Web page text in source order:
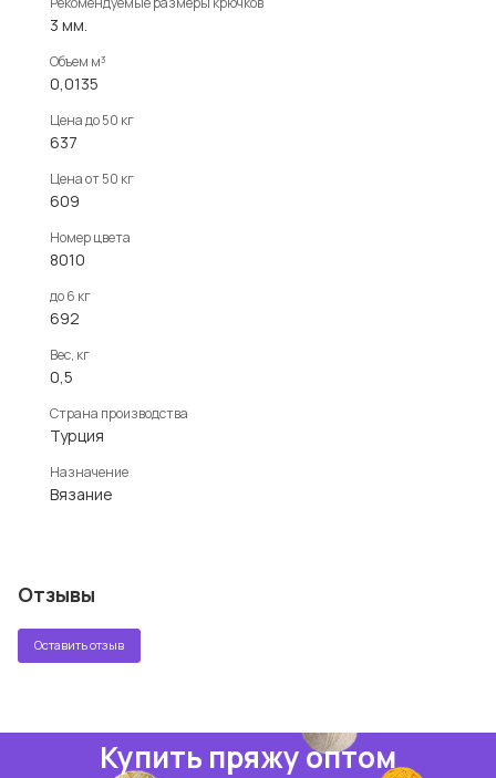
3 мм.
Объем м³
0,0135
Цена до 50 кг
637
Цена от 50 кг
609
Номер цвета
8010
до 6 кг
692
Вес, кг
0,5
Страна производства
Турция
Назначение
Вязание
Отзывы
Оставить отзыв
Купить пряжу оптом